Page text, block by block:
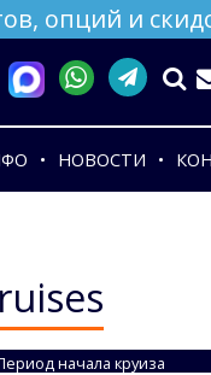
опций и
НОВОСТИ
начала круиза